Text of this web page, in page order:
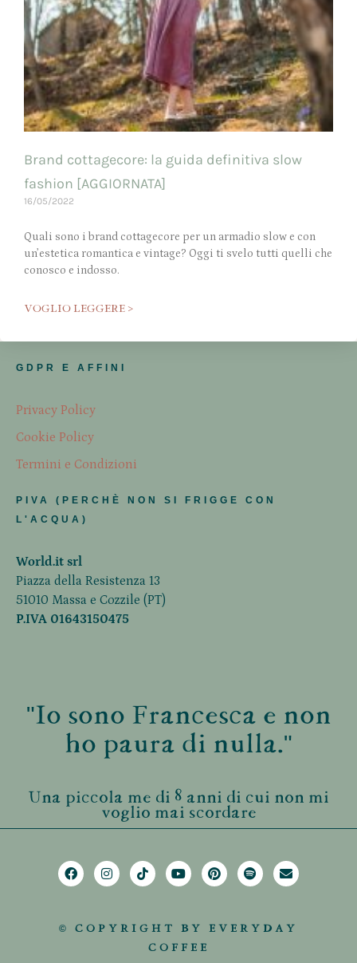
Brand cottagecore: la guida definitiva slow
fashion [AGGIORNATA]
16/05/2022
Quali sono i brand cottagecore per un armadio slow e con
un’estetica romantica e vintage? Oggi ti svelo tutti quelli che
conosco e indosso.
VOGLIO LEGGERE >
GDPR E AFFINI
Privacy Policy
Cookie Policy
Termini e Condizioni
PIVA (PERCHÈ NON SI FRIGGE CON
L'ACQUA)
World.it srl
Piazza della Resistenza 13
51010 Massa e Cozzile (PT)
P.IVA 01643150475
"Io sono Francesca e non
ho paura di nulla."
Una piccola me di 8 anni di cui non mi
voglio mai scordare
© COPYRIGHT BY EVERYDAY
COFFEE